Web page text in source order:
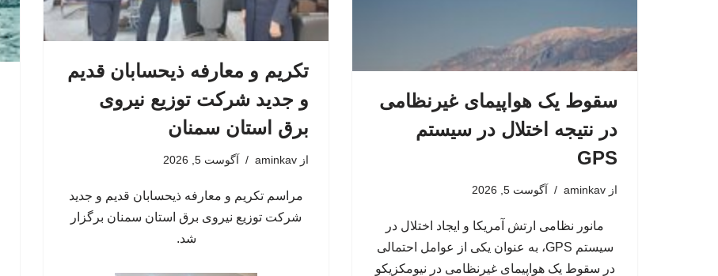
سقوط یک هواپیمای غیرنظامی
در نتیجه اختلال در سیستم‌
GPS
از aminkav آگوست 5, 2026
مانور نظامی ارتش آمریکا و ایجاد اختلال در
سیستم‌ GPS، به عنوان یکی از عوامل احتمالی
در سقوط یک هواپیمای غیرنظامی در نیومکزیکو
تکریم و معارفه ذیحسابان قدیم
و جدید شرکت توزیع نیروی
برق استان سمنان
از aminkav آگوست 5, 2026
مراسم تکریم و معارفه ذیحسابان قدیم و جدید
شرکت توزیع نیروی برق استان سمنان برگزار
شد.